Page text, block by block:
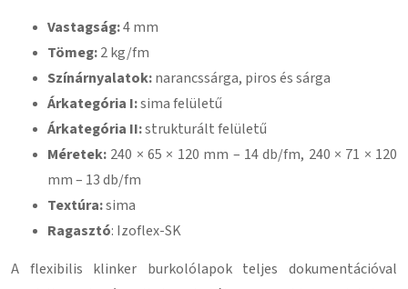
Vastagság:4 mm
Tömeg:2 kg/fm
Színárnyalatok:narancssárga, piros és sárga
Árkategória I:sima felületű
Árkategória II:strukturált felületű
Méretek: 240 × 65 × 120 mm – 14 db/fm, 240 × 71 × 120
mm – 13 db/fm
Textúra:sima
Ragasztó: Izoflex-SK
A flexibilis klinker burkolólapok teljes dokumentációval